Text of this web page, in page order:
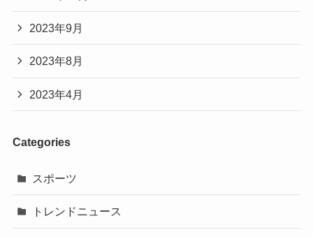
2023年9月
2023年8月
2023年4月
Categories
スポーツ
トレンドニュース